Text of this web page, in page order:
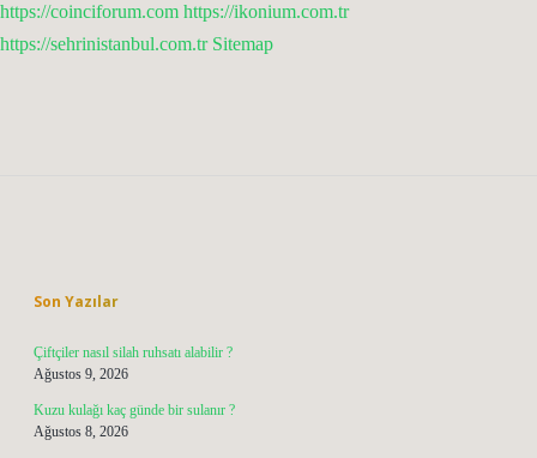
https://coinciforum.com https://ikonium.com.tr
https://sehrinistanbul.com.tr Sitemap
Son Yazılar
Çiftçiler nasıl silah ruhsatı alabilir ?
Ağustos 9, 2026
Kuzu kulağı kaç günde bir sulanır ?
Ağustos 8, 2026